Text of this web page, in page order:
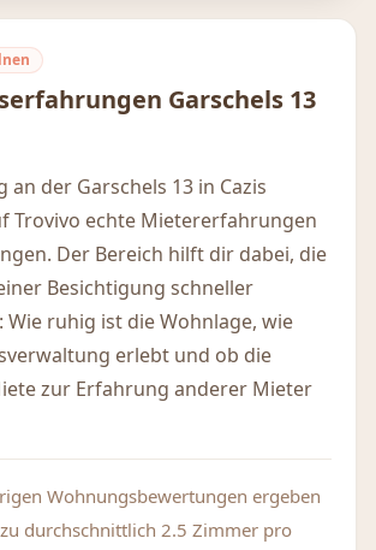
Garschels 13
an der Garschels 13 in Cazis
Trovivo echte Mietererfahrungen
Der Bereich hilft dir dabei, die
Besichtigung schneller
Wie ruhig ist die Wohnlage, wie
erlebt und ob die
zur Erfahrung anderer Mieter
Wohnungsbewertungen ergeben
durchschnittlich 2.5 Zimmer pro